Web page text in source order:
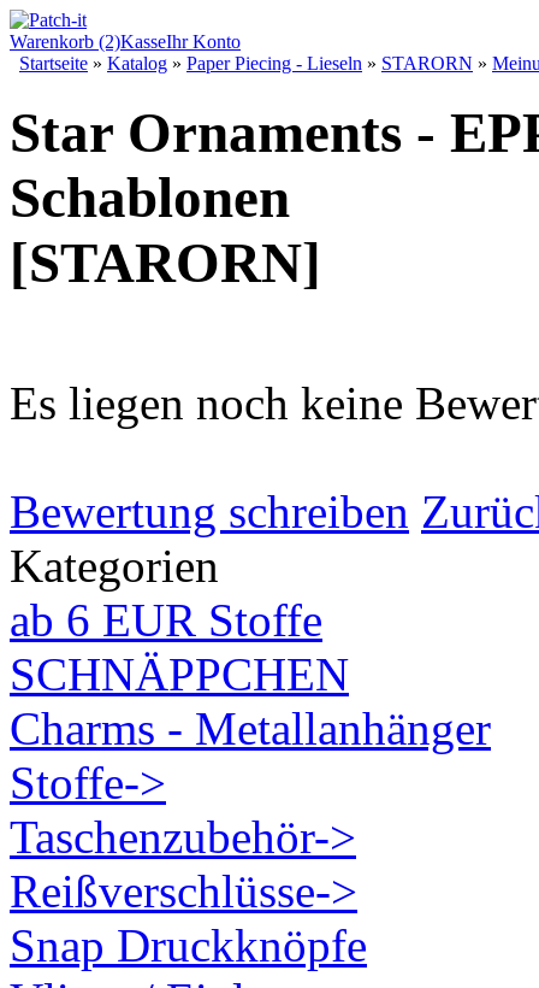
Warenkorb (2)KasseIhr Konto
Startseite » Katalog » Paper Piecing - Lieseln » STARORN »
Star Ornaments -
Schablonen
[STARORN]
Es liegen noch keine
Bewertung schreiben
Kategorien
ab 6 EUR Stoffe
SCHNÄPPCHEN
Charms - Metallanhänger
Stoffe->
Taschenzubehör->
Reißverschlüsse->
Snap Druckknöpfe